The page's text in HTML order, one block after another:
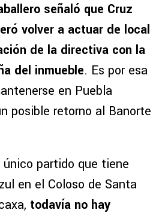
señaló que Cruz
volver a actuar de local
de la directiva con la
del inmueble. Es por esa
en Puebla
posible retorno al Banorte
único partido que tiene
en el Coloso de Santa
todavía no hay